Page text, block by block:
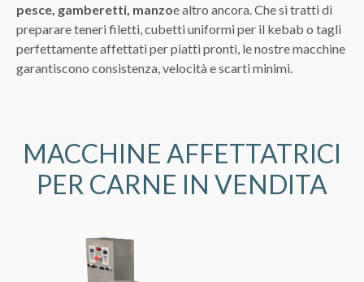
pesce, gamberetti, manzoe altro ancora. Che si tratti di
preparare teneri filetti, cubetti uniformi per il kebab o tagli
perfettamente affettati per piatti pronti, le nostre macchine
garantiscono consistenza, velocità e scarti minimi.
MACCHINE AFFETTATRICI
PER CARNE IN VENDITA